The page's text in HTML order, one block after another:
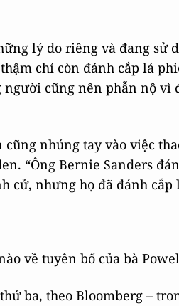
lý do riêng và đang sử
chí còn đánh cắp lá
cũng nên phẫn nộ vì
nhúng tay vào việc
“Ông Bernie Sanders
cử, nhưng họ đã đánh cắp
về tuyên bố của bà
ba, theo Bloomberg –